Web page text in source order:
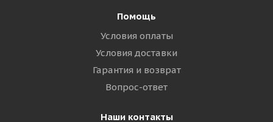
Помощь
Условия оплаты
Условия доставки
Гарантия и возврат
Вопрос-ответ
Наши контакты